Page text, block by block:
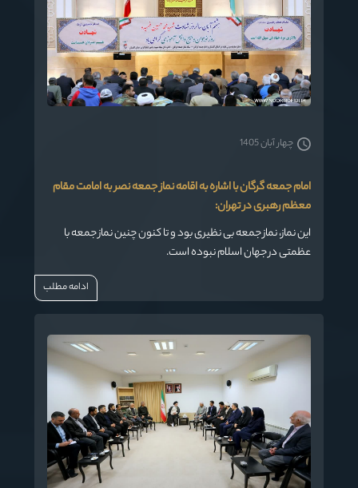
امام جمعه گرگان با اشاره به اقامه نماز جمعه نصر به امامت مقام
معظم رهبری در تهران:
این نماز، نماز جمعه بی نظیری بود و تا کنون چنین نماز جمعه با
عظمتی در جهان اسلام نبوده است.
چهار آبان 1405
ادامه مطلب